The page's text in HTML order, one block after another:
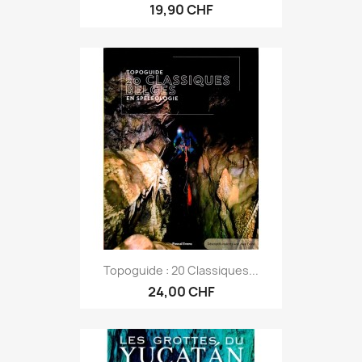
19,90 CHF
Topoguide : 20 Classiques...
24,00 CHF